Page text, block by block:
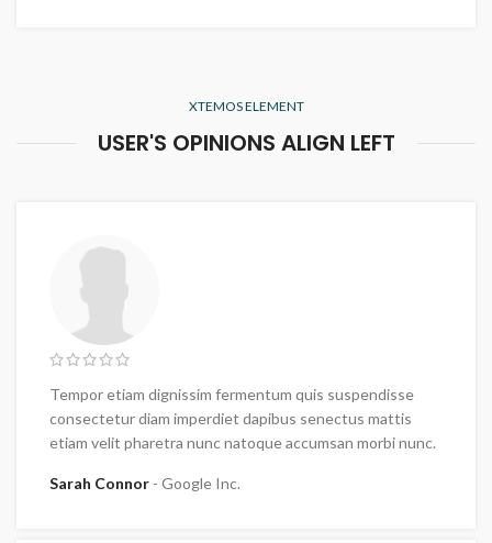
XTEMOS ELEMENT
USER'S OPINIONS ALIGN LEFT
Tempor etiam dignissim fermentum quis suspendisse
consectetur diam imperdiet dapibus senectus mattis
etiam velit pharetra nunc natoque accumsan morbi nunc.
Sarah Connor Google Inc.